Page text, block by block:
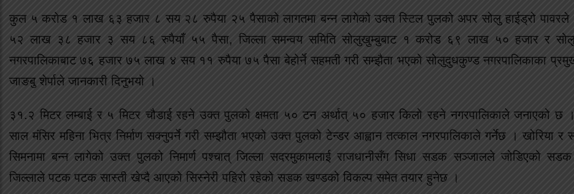
कुल ५ करोड १ लाख ६३ हजार ८ सय २८ रुपैया २५ पैसाको लागतमा बन्न लागेको उक्त स्टिल पुलको अपर सोलु हाईड्रो पावरले
५२ लाख ३८ हजार ३ सय ८६ रुपैयाँ ५५ पैसा, जिल्ला समन्वय समिति सोलुखुम्बुबाट १ करोड ६९ लाख ५० हजार र
नगरपालिकाबाट ७६ हजार ७५ लाख ४ सय ११ रुपैया ७५ पैसा बेहोर्ने सहमती गरी सम्झैता भएको सोलुदुधकुण्ड नगरपालिकाका
जाङबु शेर्पाले जानकारी दिनुभयो ।
३१.२ मिटर लम्बाई र ५ मिटर चौडाई रहने उक्त पुलको क्षमता ५० टन अर्थात् ५० हजार किलो रहने नगरपालिकाले जनाएको छ
साल मंसिर महिना भित्र निर्माण सक्नुपर्ने गरी सम्झौता भएको उक्त पुलको टेन्डर आह्वान तत्काल नगरपालिकाले गर्नेछ । खोरिया र
सिमनामा बन्न लागेको उक्त पुलको निमार्ण पश्चात् जिल्ला सदरमुकामलाई राजधानीसँग सिधा सडक सञ्जालले जोडिएको सडक
जिल्लाले पटक पटक सास्ती खेप्दै आएको सिस्नेरी पहिरो रहेको सडक खण्डको विकल्प समेत तयार हुनेछ ।